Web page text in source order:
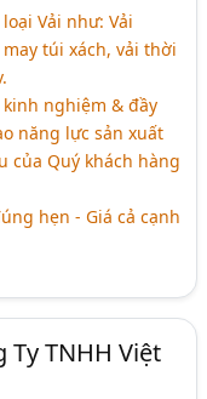
Vải như: Vải
túi xách, vải thời
nghiệm & đầy
năng lực sản xuất
của Quý khách hàng
hẹn - Giá cả cạnh
Ty TNHH Việt